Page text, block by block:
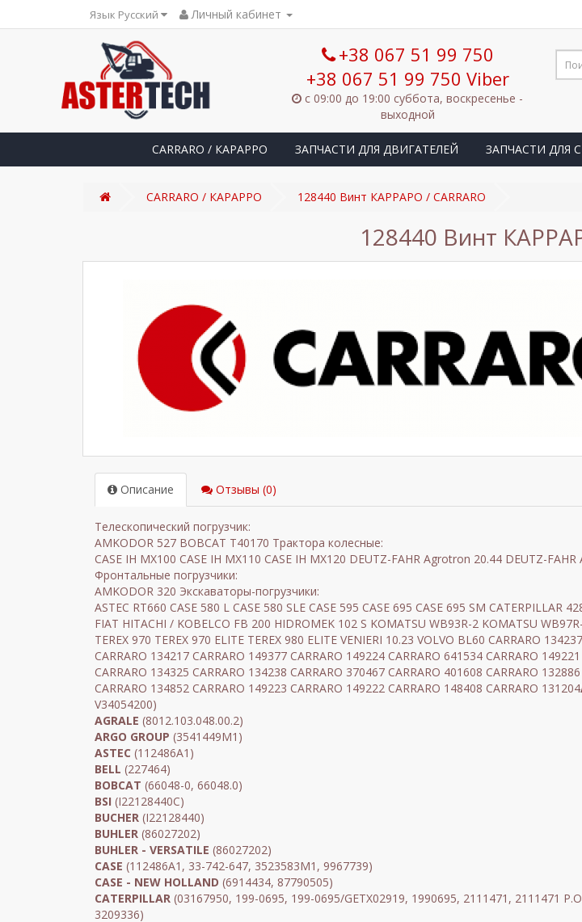
Язык Русский Личный кабинет
+38 067 51 99 750
+38 067 51 99 750 Viber
с 09:00 до 19:00 суббота, воскресенье -
выходной
CARRARO / КАРАРРО ЗАПЧАСТИ ДЛЯ ДВИГАТЕЛЕЙ ЗАПЧАСТИ ДЛЯ
CARRARO / КАРАРРО 128440 Винт КАРРАРО / CARRARO
128440 Винт
Описание Отзывы (0)
Телескопический погрузчик:
AMKODOR 527 BOBCAT T40170 Трактора колесные:
CASE IH MX100 CASE IH MX110 CASE IH MX120 DEUTZ-FAHR Agrotron 20.44 DEUTZ-
Фронтальные погрузчики:
AMKODOR 320 Экскаваторы-погрузчики:
ASTEC RT660 CASE 580 L CASE 580 SLE CASE 595 CASE 695 CASE 695 SM CATERPILLAR
FIAT HITACHI / KOBELCO FB 200 HIDROMEK 102 S KOMATSU WB93R-2 KOMATSU
TEREX 970 TEREX 970 ELITE TEREX 980 ELITE VENIERI 10.23 VOLVO BL60 CARRARO
CARRARO 134217 CARRARO 149377 CARRARO 149224 CARRARO 641534 CARRARO
CARRARO 134325 CARRARO 134238 CARRARO 370467 CARRARO 401608 CARRARO
CARRARO 134852 CARRARO 149223 CARRARO 149222 CARRARO 148408 CARRARO 131204
V34054200)
AGRALE (8012.103.048.00.2)
ARGO GROUP (3541449M1)
ASTEC (112486A1)
BELL (227464)
BOBCAT (66048-0, 66048.0)
BSI (I22128440C)
BUCHER (I22128440)
BUHLER (86027202)
BUHLER - VERSATILE (86027202)
CASE (112486A1, 33-742-647, 3523583M1, 9967739)
CASE - NEW HOLLAND (6914434, 87790505)
CATERPILLAR (03167950, 199-0695, 199-0695/GETX02919, 1990695, 2111471, 2111471
3209336)